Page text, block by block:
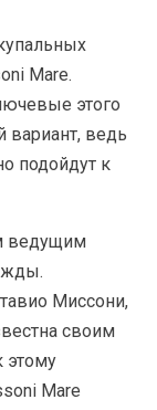
Mare.
этого
вариант, ведь
подойдут к
ведущим
Миссони,
своим
этому
Mare